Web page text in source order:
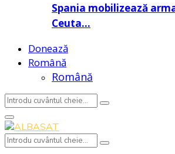
Spania mobilizează
Ceuta…
Donează
Română
Română
Search
for:
Search
Primary
Menu
Search
Search